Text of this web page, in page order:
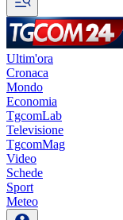
Ultim'ora
Cronaca
Mondo
Economia
TgcomLab
Televisione
TgcomMag
Video
Schede
Sport
Meteo